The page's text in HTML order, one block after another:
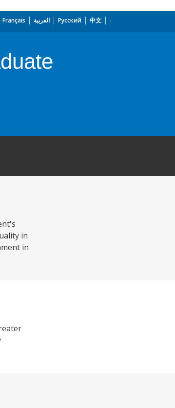
Français العربية Русский 中文
in
in